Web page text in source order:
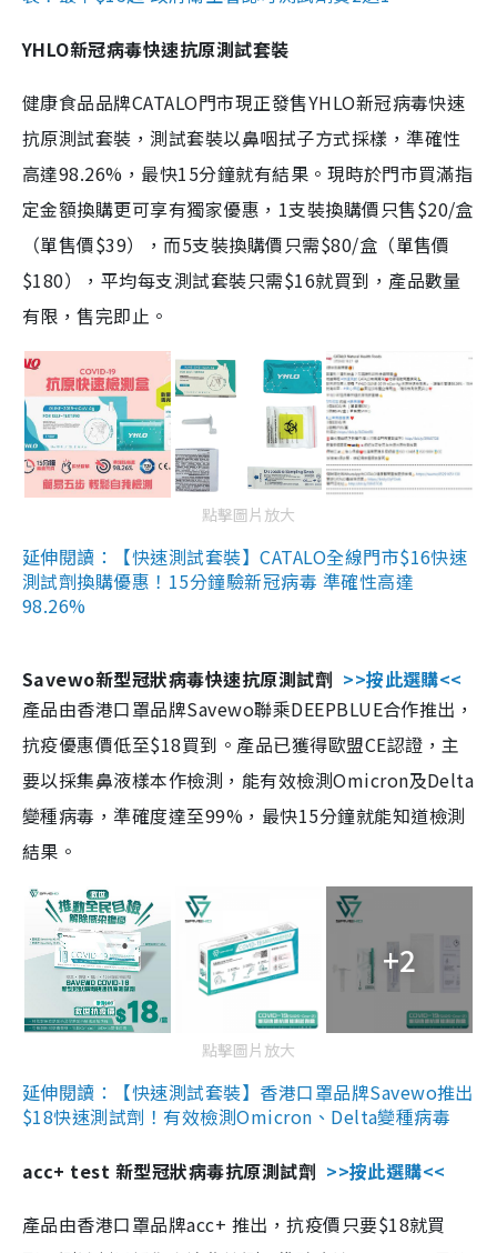
YHLO新冠病毒快速抗原測試套裝
健康食品品牌CATALO門市現正發售YHLO新冠病毒快速
抗原測試套裝，測試套裝以鼻咽拭子方式採樣，準確性
高達98.26%，最快15分鐘就有結果。現時於門市買滿指
定金額換購更可享有獨家優惠，1支裝換購價只售$20/盒
（單售價$39），而5支裝換購價只需$80/盒（單售價
$180），平均每支測試套裝只需$16就買到，產品數量
有限，售完即止。
點擊圖片放大
延伸閱讀：【快速測試套裝】CATALO全線門市$16快速
測試劑換購優惠！15分鐘驗新冠病毒 準確性高達
98.26%
Savewo新型冠狀病毒快速抗原測試劑 >>按此選購<<
產品由香港口罩品牌Savewo聯乘DEEPBLUE合作推出，
抗疫優惠價低至$18買到。產品已獲得歐盟CE認證，主
要以採集鼻液樣本作檢測，能有效檢測Omicron及Delta
變種病毒，準確度達至99%，最快15分鐘就能知道檢測
結果。
+2
點擊圖片放大
延伸閱讀：【快速測試套裝】香港口罩品牌Savewo推出
$18快速測試劑！有效檢測Omicron、Delta變種病毒
acc+ test 新型冠狀病毒抗原測試劑 >>按此選購<<
產品由香港口罩品牌acc+ 推出，抗疫價只要$18就買